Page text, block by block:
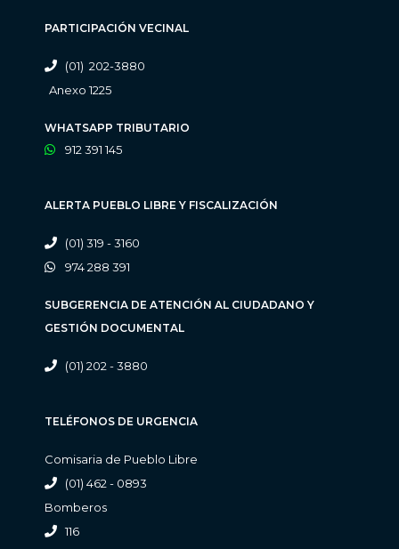
PARTICIPACIÓN VECINAL
(01) 202-3880
Anexo 1225
WHATSAPP TRIBUTARIO
912 391 145
ALERTA PUEBLO LIBRE Y FISCALIZACIÓN
(01) 319 - 3160
974 288 391
SUBGERENCIA DE ATENCIÓN AL CIUDADANO Y
GESTIÓN DOCUMENTAL
(01) 202 - 3880
TELÉFONOS DE URGENCIA
Comisaria de Pueblo Libre
(01) 462 - 0893
Bomberos
116